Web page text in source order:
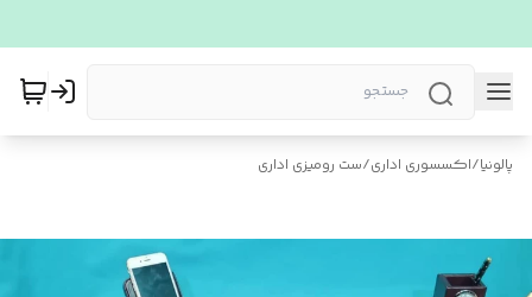
پالونیا/اکسسوری اداری/ست رومیزی اداری